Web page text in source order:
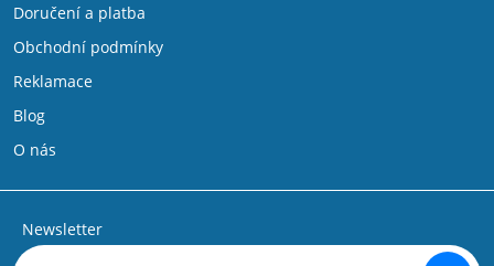
Doručení a platba
Obchodní podmínky
Reklamace
Blog
O nás
Newsletter